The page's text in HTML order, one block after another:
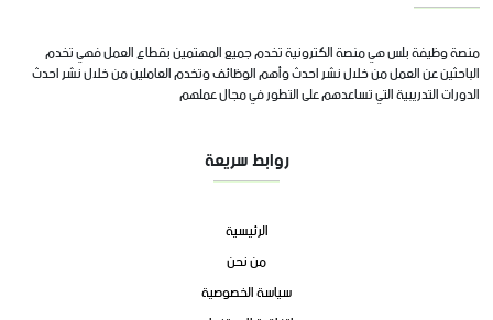
منصة وظيفة بلس هي منصة الكترونية تخدم جميع المهتمين بقطاع العمل فهي تخدم
الباحثين عن العمل من خلال نشر احدث وأهم الوظائف وتخدم العاملين من خلال نشر احدث
الدورات التدريبية التي تساعدهم على التطور في مجال عملهم
روابط سريعة
الرئيسية
من نحن
سياسة الخصوصية